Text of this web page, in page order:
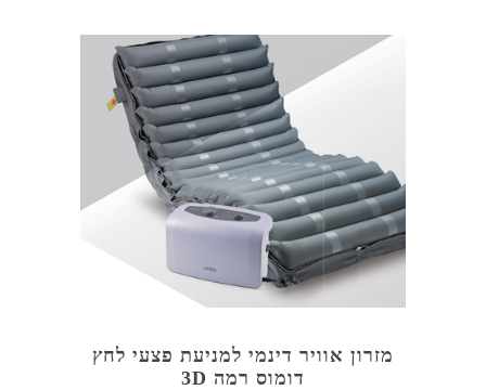
מזרון אוויר דינמי למניעת פצעי לחץ
דומוס רמה 3D